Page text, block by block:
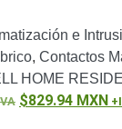
e
, Contactos
HOME
829.94 MXN